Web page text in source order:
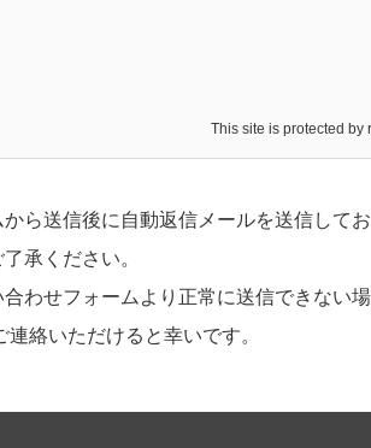
This site is protected by
から送信後に自動返信メールを送信し
承ください。
合わせフォームより正常に送信できな
連絡いただけると幸いです。